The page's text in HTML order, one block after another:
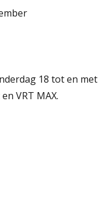
18 tot en met
VRT MAX.